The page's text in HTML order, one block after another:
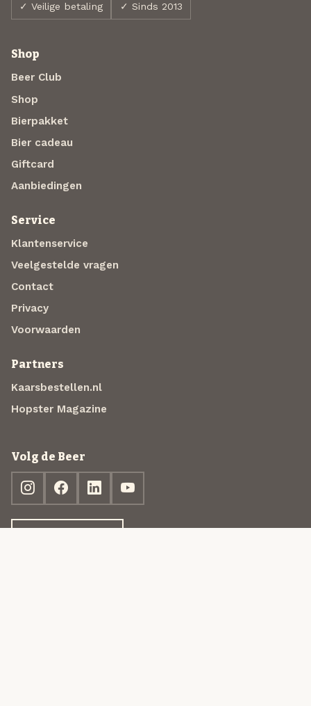
✓ Veilige betaling ✓ Sinds 2013
Shop
Beer Club
Shop
Bierpakket
Bier cadeau
Giftcard
Aanbiedingen
Service
Klantenservice
Veelgestelde vragen
Contact
Privacy
Voorwaarden
Partners
Kaarsbestellen.nl
Hopster Magazine
Volg de Beer